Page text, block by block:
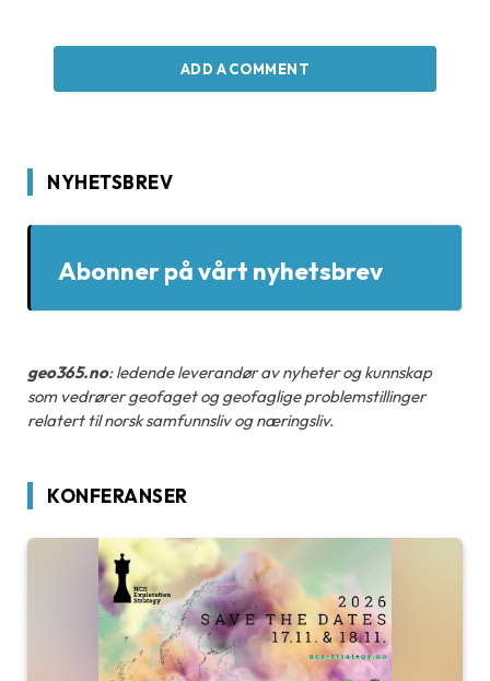
ADD A COMMENT
NYHETSBREV
Abonner på vårt nyhetsbrev
geo365.no: ledende leverandør av nyheter og kunnskap
som vedrører geofaget og geofaglige problemstillinger
relatert til norsk samfunnsliv og næringsliv.
KONFERANSER